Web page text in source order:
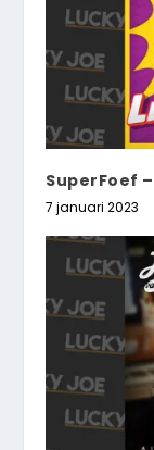
SuperFoef
7 januari 2023